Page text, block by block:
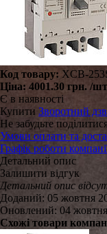
Код товару: XCB-
Ціна: 4001.30 грн. /
Є в наявності
Купити Зворотний
Не забудьте
Умови оплати та
Графік роботи
Детальний опис
Залишити відгук
Детальний опис
Доданий: 05 жовтня
Оновлений: 04
Схожі товари